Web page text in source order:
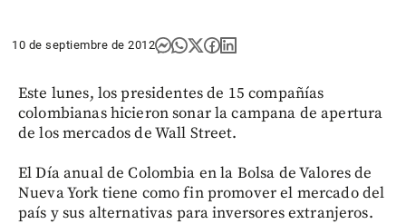
10 de septiembre de 2012
Este lunes, los presidentes de 15 compañías
colombianas hicieron sonar la campana de apertura
de los mercados de Wall Street.
El Día anual de Colombia en la Bolsa de Valores de
Nueva York tiene como fin promover el mercado del
país y sus alternativas para inversores extranjeros.